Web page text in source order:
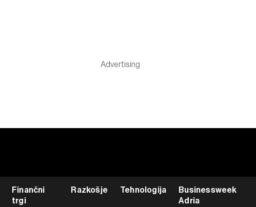
Finančni
trgi
Razkošje Tehnologija
Businessweek
Adria